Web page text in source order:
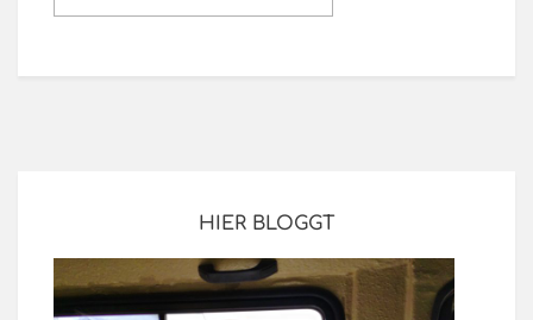
HIER BLOGGT